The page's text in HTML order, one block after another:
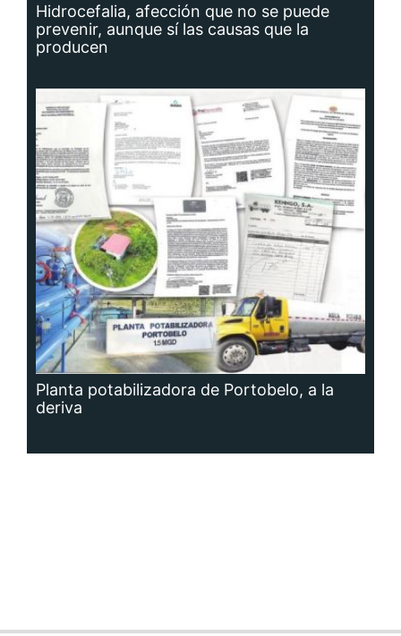
Hidrocefalia, afección que no se puede
prevenir, aunque sí las causas que la
producen
Planta potabilizadora de Portobelo, a la
deriva